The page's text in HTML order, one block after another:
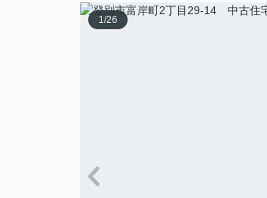
1/26